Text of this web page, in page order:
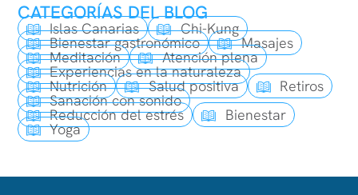
CATEGORÍAS DEL BLOG
Islas Canarias Chi-Kung
Bienestar gastronómico Masajes
Meditación Atención plena
Experiencias en la naturaleza
Nutrición Salud positiva Retiros
Sanación con sonido
Reducción del estrés Bienestar
Yoga